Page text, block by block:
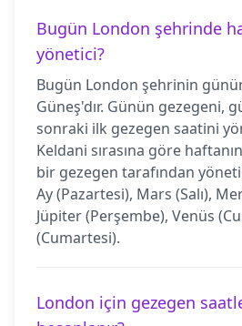
Bugün London şehrinde
yönetici?
Bugün London şehrinin
Güneş'dır. Günün gezegeni,
sonraki ilk gezegen saatini
Keldani sırasına göre
bir gezegen tarafından
Ay (Pazartesi), Mars (Salı),
Jüpiter (Perşembe), Venüs
(Cumartesi).
London için gezegen